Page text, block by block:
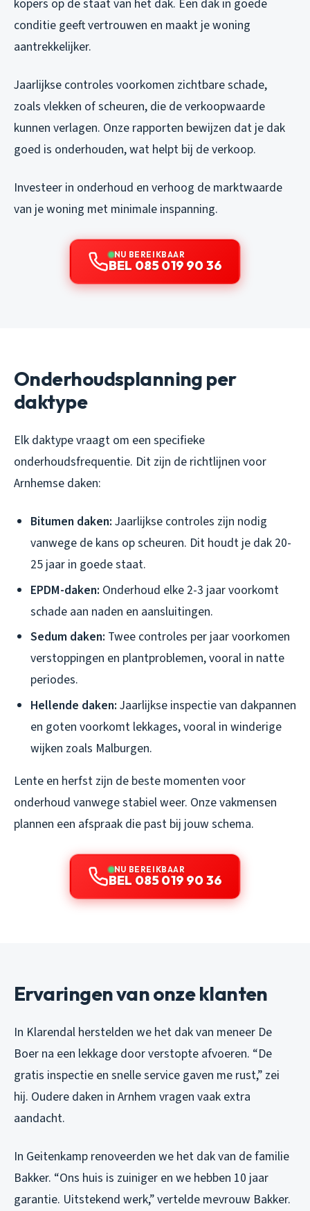
kopers op de staat van het dak. Een dak in goede
conditie geeft vertrouwen en maakt je woning
aantrekkelijker.
Jaarlijkse controles voorkomen zichtbare schade,
zoals vlekken of scheuren, die de verkoopwaarde
kunnen verlagen. Onze rapporten bewijzen dat je dak
goed is onderhouden, wat helpt bij de verkoop.
Investeer in onderhoud en verhoog de marktwaarde
van je woning met minimale inspanning.
NU BEREIKBAAR
BEL 085 019 90 36
Onderhoudsplanning per
daktype
Elk daktype vraagt om een specifieke
onderhoudsfrequentie. Dit zijn de richtlijnen voor
Arnhemse daken:
Bitumen daken: Jaarlijkse controles zijn nodig
vanwege de kans op scheuren. Dit houdt je dak 20-
25 jaar in goede staat.
EPDM-daken: Onderhoud elke 2-3 jaar voorkomt
schade aan naden en aansluitingen.
Sedum daken: Twee controles per jaar voorkomen
verstoppingen en plantproblemen, vooral in natte
periodes.
Hellende daken: Jaarlijkse inspectie van dakpannen
en goten voorkomt lekkages, vooral in winderige
wijken zoals Malburgen.
Lente en herfst zijn de beste momenten voor
onderhoud vanwege stabiel weer. Onze vakmensen
plannen een afspraak die past bij jouw schema.
NU BEREIKBAAR
BEL 085 019 90 36
Ervaringen van onze klanten
In Klarendal herstelden we het dak van meneer De
Boer na een lekkage door verstopte afvoeren. “De
gratis inspectie en snelle service gaven me rust,” zei
hij. Oudere daken in Arnhem vragen vaak extra
aandacht.
In Geitenkamp renoveerden we het dak van de familie
Bakker. “Ons huis is zuiniger en we hebben 10 jaar
garantie. Uitstekend werk,” vertelde mevrouw Bakker.